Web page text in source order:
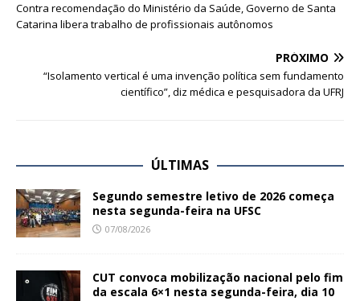
Contra recomendação do Ministério da Saúde, Governo de Santa
Catarina libera trabalho de profissionais autônomos
PRÓXIMO
“Isolamento vertical é uma invenção política sem fundamento
científico”, diz médica e pesquisadora da UFRJ
ÚLTIMAS
Segundo semestre letivo de 2026 começa
nesta segunda-feira na UFSC
07/08/2026
CUT convoca mobilização nacional pelo fim
da escala 6×1 nesta segunda-feira, dia 10